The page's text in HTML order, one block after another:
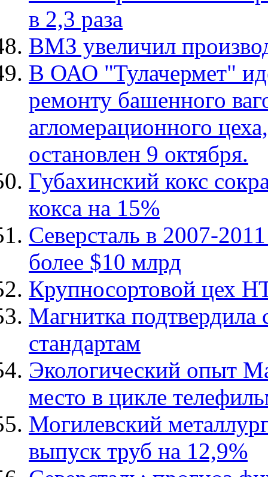
в 2,3 раза
ВМЗ увеличил
В ОАО "Тулачермет"
ремонту башенного
агломерационного
остановлен 9 октября.
Губахинский кокс
кокса на 15%
Северсталь в 2007-
более $10 млрд
Крупносортовой цех
Магнитка подтвердила
стандартам
Экологический опыт
место в цикле
Могилевский
выпуск труб на 12,9%